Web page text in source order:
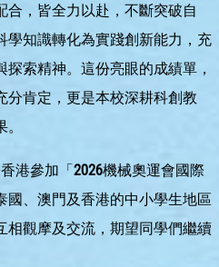
合，皆全力以赴，不斷突破自
學知識轉化為實踐創新能力，充
索精神。這份亮眼的成績單，
分肯定，更是本校深耕科創教
港參加「2026機械奧運會國際
國、澳門及香港的中小學生地區
相觀摩及交流，期望同學們繼續